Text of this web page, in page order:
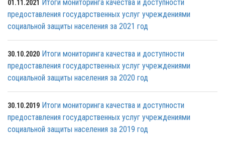
01.11.2021 Итоги мониторинга качества и доступности
предоставления государственных услуг учреждениями
социальной защиты населения за 2021 год
30.10.2020 Итоги мониторинга качества и доступности
предоставления государственных услуг учреждениями
социальной защиты населения за 2020 год
30.10.2019 Итоги мониторинга качества и доступности
предоставления государственных услуг учреждениями
социальной защиты населения за 2019 год